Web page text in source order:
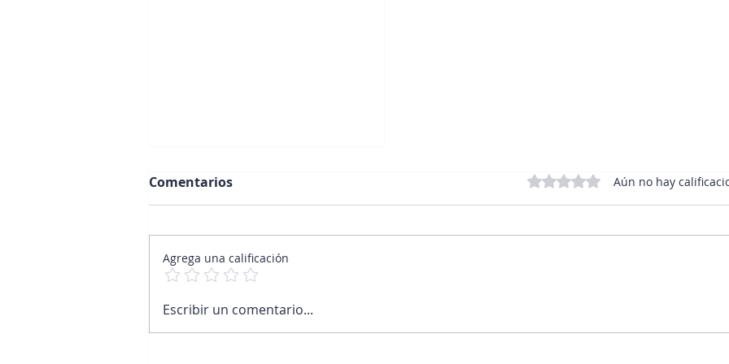
Limpieza energética
Comentarios Obtuvo 0 de 5 estrellas.
Aún no hay
Agrega una calificación
Escribir un comentario...